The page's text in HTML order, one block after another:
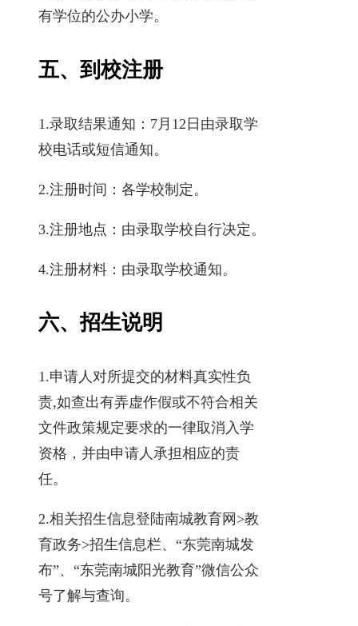
有学位的公办小学。
五、到校注册
1.录取结果通知：7月12日由录取学
校电话或短信通知。
2.注册时间：各学校制定。
3.注册地点：由录取学校自行决定。
4.注册材料：由录取学校通知。
六、招生说明
1.申请人对所提交的材料真实性负
责,如查出有弄虚作假或不符合相关
文件政策规定要求的一律取消入学
资格，并由申请人承担相应的责
任。
2.相关招生信息登陆南城教育网>教
育政务>招生信息栏、“东莞南城发
布”、“东莞南城阳光教育”微信公众
号了解与查询。